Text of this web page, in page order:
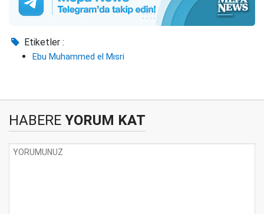
Etiketler :
Ebu Muhammed el Mısri
HABERE YORUM KAT